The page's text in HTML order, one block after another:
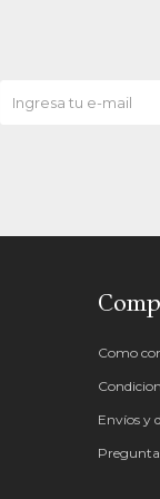
Como
Envíos y